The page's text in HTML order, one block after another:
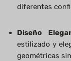
diferentes
Diseño
estilizado y
geométricas